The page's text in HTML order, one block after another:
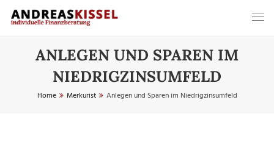
ANLEGEN UND SPAREN IM
NIEDRIGZINSUMFELD
Home Merkurist Anlegen und Sparen im Niedrigzinsumfeld